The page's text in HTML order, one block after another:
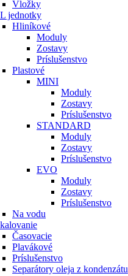
Vložky
jednotky
Hliníkové
Moduly
Zostavy
Príslušenstvo
Plastové
MINI
Moduly
Zostavy
Príslušenstvo
STANDARD
Moduly
Zostavy
Príslušenstvo
EVO
Moduly
Zostavy
Príslušenstvo
Na vodu
Časovacie
Plavákové
Príslušenstvo
Separátory oleja z kondenzátu